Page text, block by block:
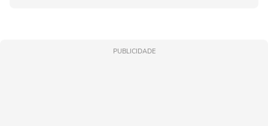
PUBLICIDADE